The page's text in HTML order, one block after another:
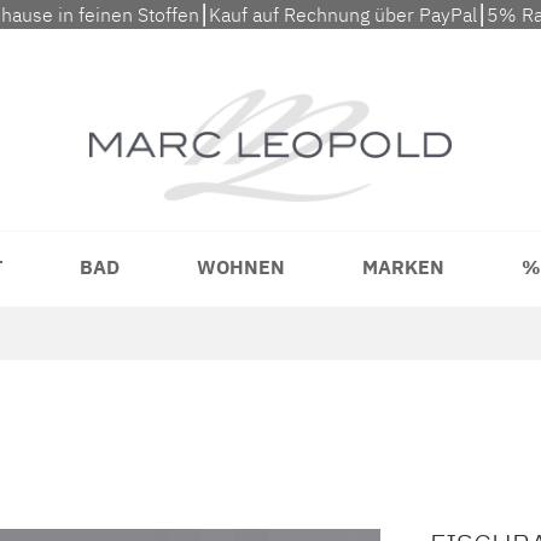
in feinen Stoffen⎮Kauf auf Rechnung über PayPal⎮5%
BAD WOHNEN MARKEN